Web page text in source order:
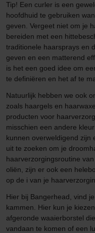
Tip! Een curler is een
hoofdhuid te gebruiken
geven. Vergeet niet om je
bereiden met een
traditionele haarsprays en
geven en een matterend
is het een goed idee om
te definiëren en het af te
Natuurlijk hebben we ook
zoals haargels en
producten voor
misschien een andere
kunnen overweldigend zijn
uit te zoeken om je
haarverzorgingsroutine
oliën, zijn er ook een
op de i van je
Hier bij Bangerhead, vind
kammen. Hier kun je
afgeronde waaierborstel
vandaan te komen of een